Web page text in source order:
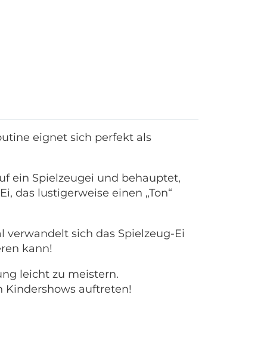
eignet sich perfekt als
ein Spielzeugei und behauptet,
das lustigerweise einen „Ton“
verwandelt sich das Spielzeug-Ei
kann!
leicht zu meistern.
auftreten!